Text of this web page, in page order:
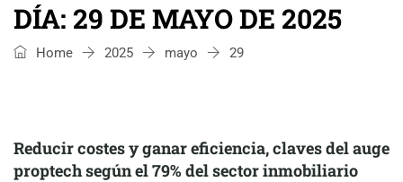
DÍA: 29 DE MAYO DE 2025
Home 2025 mayo 29
Reducir costes y ganar eficiencia, claves del auge
proptech según el 79% del sector inmobiliario